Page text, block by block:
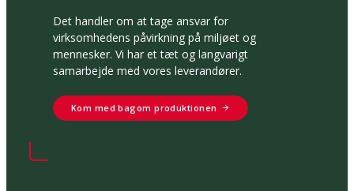
Det handler om at tage ansvar for
virksomhedens påvirkning på miljøet og
mennesker. Vi har et tæt og langvarigt
samarbejde med vores leverandører.
Kom med bagom produktionen